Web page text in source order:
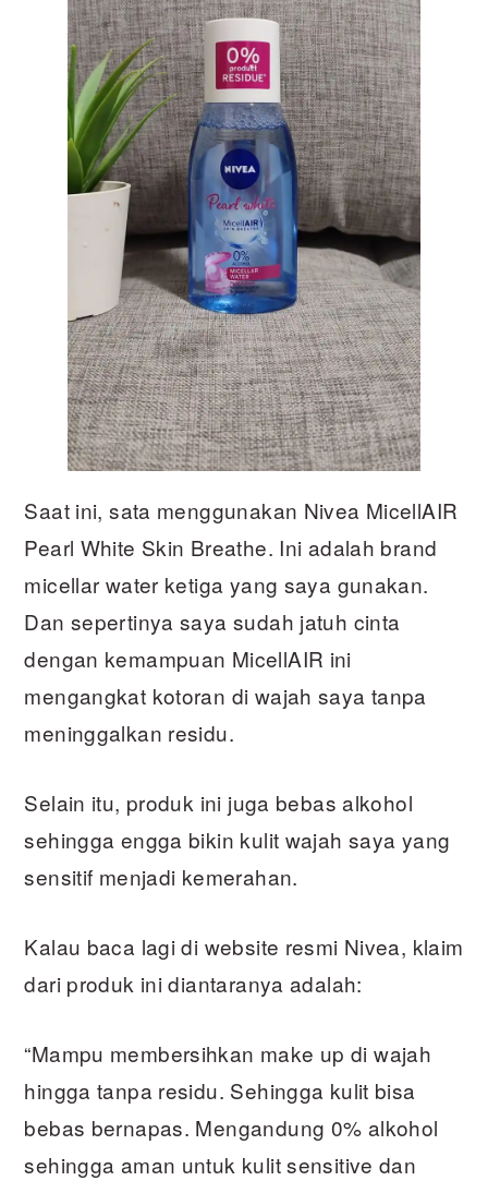
Saat ini, sata menggunakan Nivea MicellAIR
Pearl White Skin Breathe. Ini adalah brand
micellar water ketiga yang saya gunakan.
Dan sepertinya saya sudah jatuh cinta
dengan kemampuan MicellAIR ini
mengangkat kotoran di wajah saya tanpa
meninggalkan residu.
Selain itu, produk ini juga bebas alkohol
sehingga engga bikin kulit wajah saya yang
sensitif menjadi kemerahan.
Kalau baca lagi di website resmi Nivea, klaim
dari produk ini diantaranya adalah:
“Mampu membersihkan make up di wajah
hingga tanpa residu. Sehingga kulit bisa
bebas bernapas. Mengandung 0% alkohol
sehingga aman untuk kulit sensitive dan